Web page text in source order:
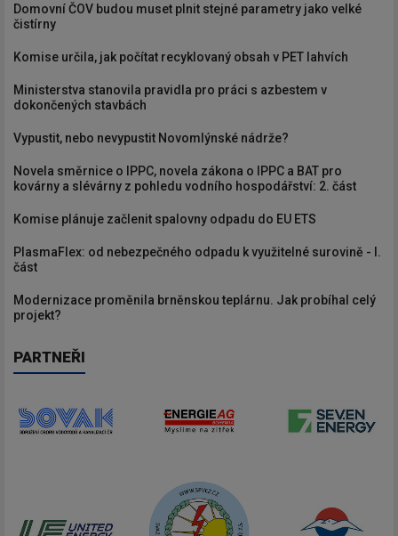
Domovní ČOV budou muset plnit stejné parametry jako velké
čistírny
Komise určila, jak počítat recyklovaný obsah v PET lahvích
Ministerstva stanovila pravidla pro práci s azbestem v
dokončených stavbách
Vypustit, nebo nevypustit Novomlýnské nádrže?
Novela směrnice o IPPC, novela zákona o IPPC a BAT pro
kovárny a slévárny z pohledu vodního hospodářství: 2. část
Komise plánuje začlenit spalovny odpadu do EU ETS
PlasmaFlex: od nebezpečného odpadu k využitelné surovině - I.
část
Modernizace proměnila brněnskou teplárnu. Jak probíhal celý
projekt?
PARTNEŘI